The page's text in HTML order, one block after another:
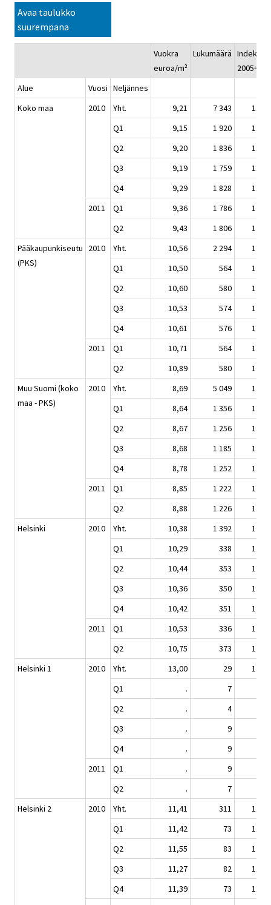
Avaa taulukko
suurempana
Vuokra
euroa/m²
Lukumäärä Indeksi
2005=100
Alue
Vuosi Neljännes
Koko maa
2010 Yht. 9,21 7 343
118,8
Q1
9,15 1 920
118,1
Q2
9,20 1 836
118,8
Q3
9,19 1 759
118,6
Q4
9,29 1 828
119,8
2011
Q1 9,36 1 786
120,8
Q2
9,43 1 806
121,7
Pääkaupunkiseutu
(PKS)
2010 Yht. 10,56 2 294
120,9
Q1
10,50 564
120,2
Q2
10,60 580
121,4
Q3
10,53 574
120,5
Q4
10,61 576
121,4
2011
Q1 10,71 564
122,6
Q2
10,89 580
124,6
Muu Suomi (koko
maa - PKS)
2010 Yht. 8,69 5 049
117,9
Q1
8,64 1 356
117,1
Q2
8,67 1 256
117,6
Q3
8,68 1 185
117,7
Q4
8,78 1 252
119,1
2011
Q1 8,85 1 222
120,0
Q2
8,88 1 226
120,4
Helsinki
2010 Yht. 10,38 1 392
120,5
Q1
10,29 338
119,5
Q2
10,44 353
121,3
Q3
10,36 350
120,3
Q4
10,42 351
121,0
2011
Q1 10,53 336
122,3
Q2
10,75 373
124,8
Helsinki 1
2010 Yht. 13,00 29
129,0
Q1
. 7
Q2
. 4
Q3
. 9
Q4
. 9
2011
Q1 . 9
Q2
. 7
Helsinki 2
2010 Yht. 11,41 311
118,8
Q1
11,42 73
119,0
Q2
11,55 83
120,3
Q3
11,27 82
117,3
Q4
11,39 73
118,6